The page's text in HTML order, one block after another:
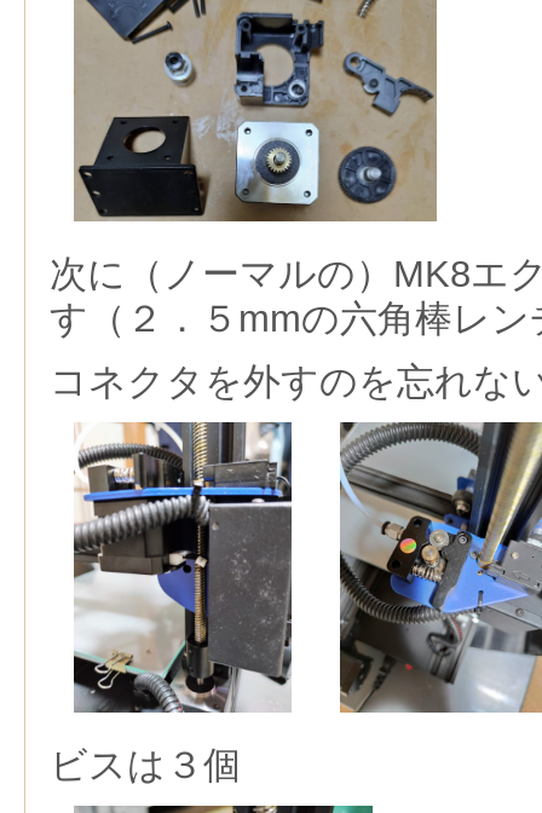
次に（ノーマルの）MK8エ
す（２．５mmの六角棒レ
コネクタを外すのを忘れな
ビスは３個